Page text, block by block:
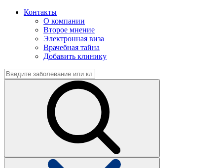
Контакты
О компании
Второе мнение
Электронная виза
Врачебная тайна
Добавить клинику